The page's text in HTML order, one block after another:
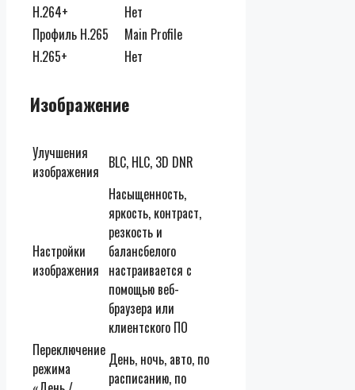
H.264+
Нет
Профиль H.265
Main Profile
H.265+
Нет
Изображение
Улучшения
изображения BLC, HLC, 3D DNR
Настройки
изображения
Насыщенность,
яркость, контраст,
резкость и
балансбелого
настраивается с
помощью веб-
браузера или
клиентского ПО
Переключение
режима
День, ночь, авто, по
расписанию, по